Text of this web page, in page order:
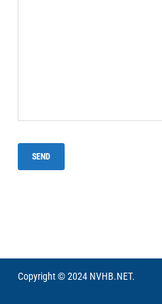
Copyright © 2024 NVHB.NET.